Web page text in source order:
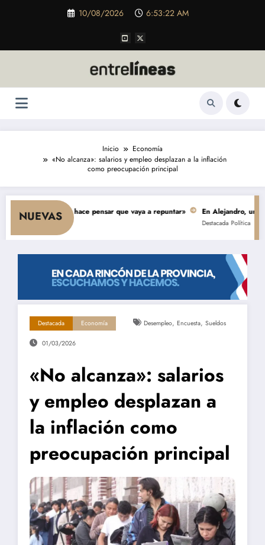
10/08/2026 6:53:23 AM
Inicio
Economía
«No alcanza»: salarios y empleo desplazan a la inflación
como preocupación principal
NUEVAS
y nada hace pensar que vaya a repuntar» En Alejandro, una obra
Destacada Política
Destacada Economía Desempleo, Encuesta, Sueldos
01/03/2026
«No alcanza»: salarios
y empleo desplazan a
la inflación como
preocupación principal